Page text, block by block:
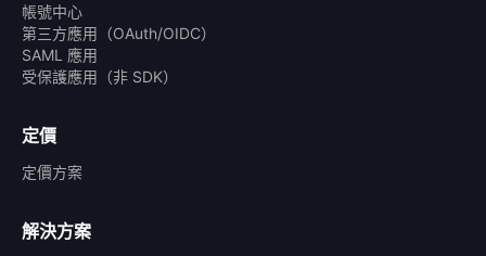
帳號中心
第三方應用（OAuth/OIDC）
SAML 應用
受保護應用（非 SDK）
定價
定價方案
解決方案